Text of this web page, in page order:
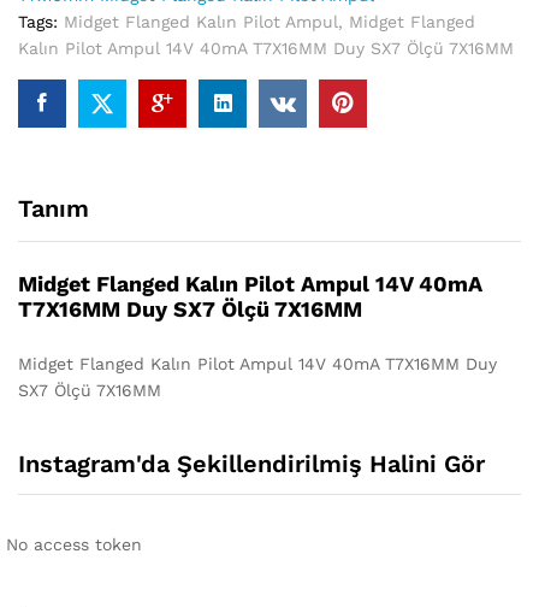
Tags: Midget Flanged Kalın Pilot Ampul, Midget Flanged
Kalın Pilot Ampul 14V 40mA T7X16MM Duy SX7 Ölçü 7X16MM
Tanım
Midget Flanged Kalın Pilot Ampul 14V 40mA
T7X16MM Duy SX7 Ölçü 7X16MM
Midget Flanged Kalın Pilot Ampul 14V 40mA T7X16MM Duy
SX7 Ölçü 7X16MM
Instagram'da Şekillendirilmiş Halini Gör
No access token